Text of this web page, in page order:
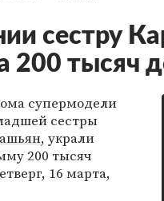
сестру
200 тысяч
супермодели
сестры
, украли
200 тысяч
16 марта,